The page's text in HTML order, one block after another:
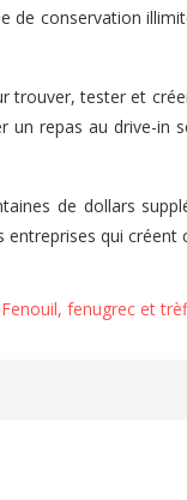
conservation
trouver, tester et
repas au drive-in
de dollars
qui créent
Fenouil, fenugrec et